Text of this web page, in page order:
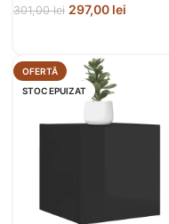
301,00lei 297,00 lei
OFERTĂ
STOC EPUIZAT